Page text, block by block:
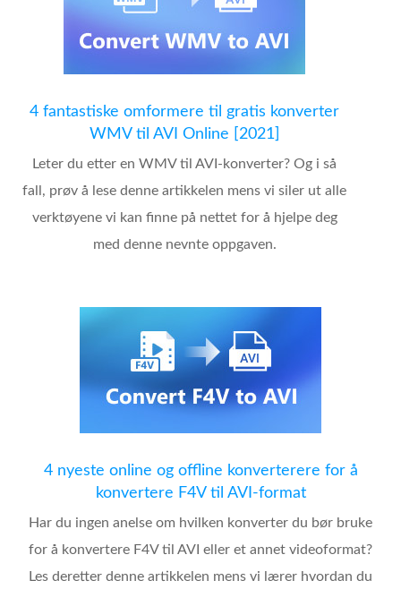
4 fantastiske omformere til gratis konverter
WMV til AVI Online [2021]
Leter du etter en WMV til AVI-konverter? Og i så
fall, prøv å lese denne artikkelen mens vi siler ut alle
verktøyene vi kan finne på nettet for å hjelpe deg
med denne nevnte oppgaven.
4 nyeste online og offline konverterere for å
konvertere F4V til AVI-format
Har du ingen anelse om hvilken konverter du bør bruke
for å konvertere F4V til AVI eller et annet videoformat?
Les deretter denne artikkelen mens vi lærer hvordan du